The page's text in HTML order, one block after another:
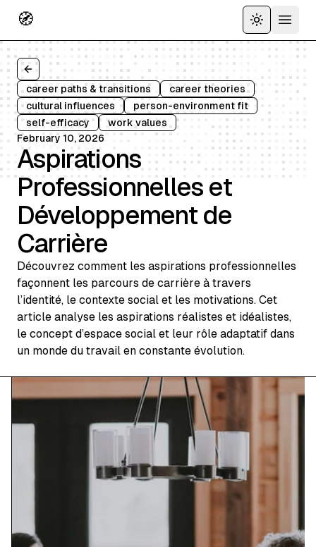
🧭 ToggleOpen
Back to all articles
career paths & transitions
career theories
cultural influences
person-environment fit
self-efficacy
work values
February 10, 2026
Aspirations
Professionnelles et
Développement de
Carrière
Découvrez comment les aspirations professionnelles
façonnent les parcours de carrière à travers
l’identité, le contexte social et les motivations. Cet
article analyse les aspirations réalistes et idéalistes,
le concept d’espace social et leur rôle adaptatif dans
un monde du travail en constante évolution.